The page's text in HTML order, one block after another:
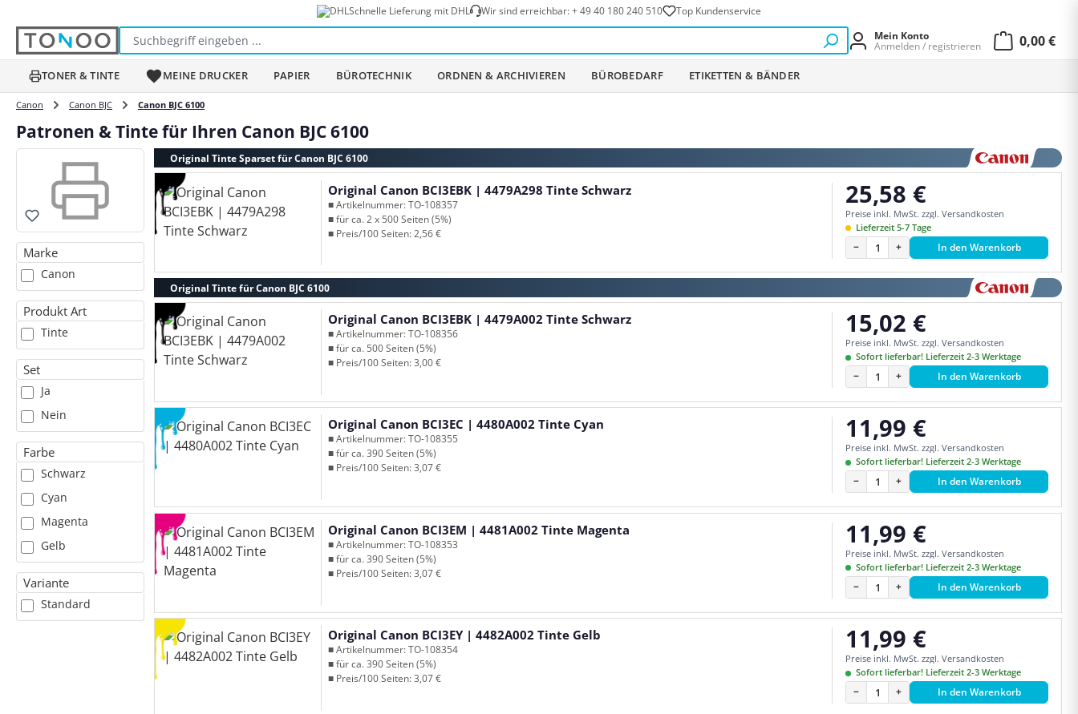
Schnelle Lieferung mit DHL Wir sind erreichbar:+ 49 40 180 240 510 Top Kundenservice
Mein Konto
Anmelden / registrieren
0,00 €
TONER & TINTE MEINE DRUCKER PAPIER BÜROTECHNIK ORDNEN & ARCHIVIEREN BÜROBEDARF ETIKETTEN & BÄNDER
Canon Canon BJC Canon BJC 6100
Patronen & Tinte für Ihren Canon BJC 6100
Marke
Canon
Produkt Art
Tinte
Set
Ja
Nein
Farbe
Schwarz
Cyan
Magenta
Gelb
Variante
Standard
Original Tinte Sparset für Canon BJC 6100
Original Canon BCI3EBK | 4479A298 Tinte Schwarz
■ Artikelnummer: TO-108357
■ für ca. 2 x 500 Seiten (5%)
■ Preis/100 Seiten: 2,56 €
Regulärer Preis:
25,58 €
Preise inkl. MwSt. zzgl. Versandkosten
Lieferzeit 5-7 Tage
− + In den Warenkorb
Original Tinte für Canon BJC 6100
Original Canon BCI3EBK | 4479A002 Tinte Schwarz
■ Artikelnummer: TO-108356
■ für ca. 500 Seiten (5%)
■ Preis/100 Seiten: 3,00 €
Regulärer Preis:
15,02 €
Preise inkl. MwSt. zzgl. Versandkosten
Sofort lieferbar! Lieferzeit 2-3 Werktage
− + In den Warenkorb
Original Canon BCI3EC | 4480A002 Tinte Cyan
■ Artikelnummer: TO-108355
■ für ca. 390 Seiten (5%)
■ Preis/100 Seiten: 3,07 €
Regulärer Preis:
11,99 €
Preise inkl. MwSt. zzgl. Versandkosten
Sofort lieferbar! Lieferzeit 2-3 Werktage
− + In den Warenkorb
Original Canon BCI3EM | 4481A002 Tinte Magenta
■ Artikelnummer: TO-108353
■ für ca. 390 Seiten (5%)
■ Preis/100 Seiten: 3,07 €
Regulärer Preis:
11,99 €
Preise inkl. MwSt. zzgl. Versandkosten
Sofort lieferbar! Lieferzeit 2-3 Werktage
− + In den Warenkorb
Original Canon BCI3EY | 4482A002 Tinte Gelb
■ Artikelnummer: TO-108354
■ für ca. 390 Seiten (5%)
■ Preis/100 Seiten: 3,07 €
Regulärer Preis:
11,99 €
Preise inkl. MwSt. zzgl. Versandkosten
Sofort lieferbar! Lieferzeit 2-3 Werktage
− + In den Warenkorb